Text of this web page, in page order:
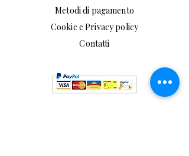
Metodi di pagamento
Cookie e Privacy policy
Contatti